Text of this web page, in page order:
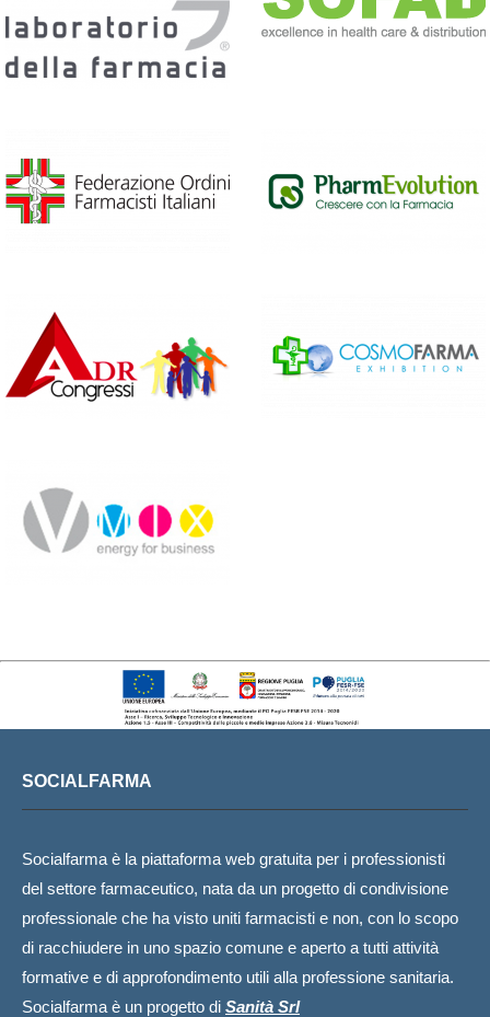
SOCIALFARMA
Socialfarma è la piattaforma web gratuita per i professionisti
del settore farmaceutico, nata da un progetto di condivisione
professionale che ha visto uniti farmacisti e non, con lo scopo
di racchiudere in uno spazio comune e aperto a tutti attività
formative e di approfondimento utili alla professione sanitaria.
Socialfarma è un progetto di Sanità Srl